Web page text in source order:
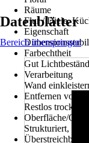
Räume
Flur / Diele,
Eigenschaft
Farbechtheit
Gut
Verarbeitung
Wand
Entfernen von
Restlos trocken
Oberfläche/
Strukturiert,
Überstreichbarkeit
Datenblätter
Bereich überspringen